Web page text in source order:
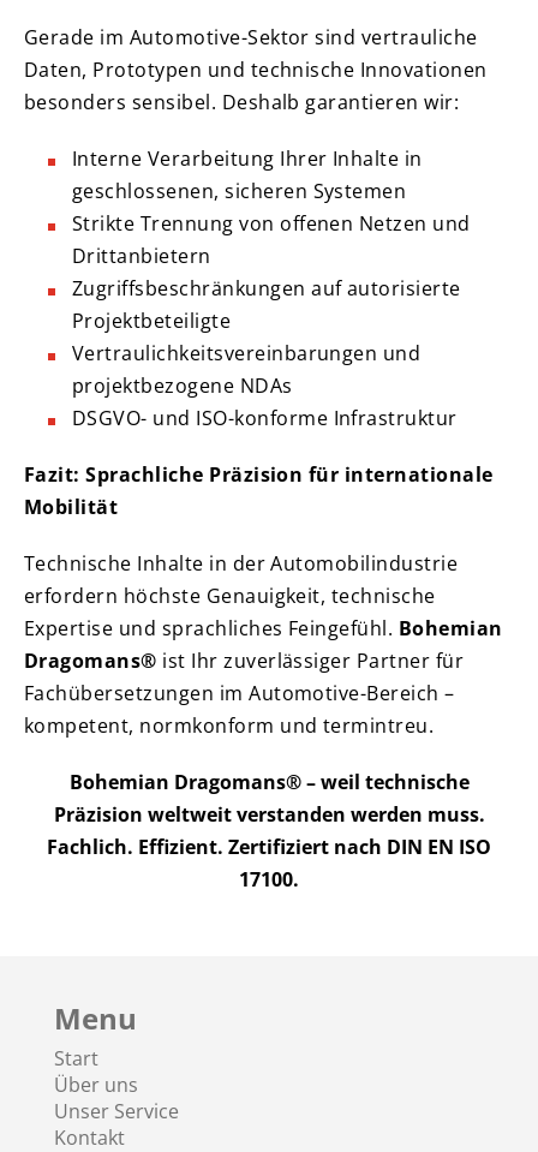
Gerade im Automotive-Sektor sind vertrauliche
Daten, Prototypen und technische Innovationen
besonders sensibel. Deshalb garantieren wir:
Interne Verarbeitung Ihrer Inhalte in
geschlossenen, sicheren Systemen
Strikte Trennung von offenen Netzen und
Drittanbietern
Zugriffsbeschränkungen auf autorisierte
Projektbeteiligte
Vertraulichkeitsvereinbarungen und
projektbezogene NDAs
DSGVO- und ISO-konforme Infrastruktur
Fazit: Sprachliche Präzision für internationale
Mobilität
Technische Inhalte in der Automobilindustrie
erfordern höchste Genauigkeit, technische
Expertise und sprachliches Feingefühl. Bohemian
Dragomans® ist Ihr zuverlässiger Partner für
Fachübersetzungen im Automotive-Bereich –
kompetent, normkonform und termintreu.
Bohemian Dragomans® – weil technische
Präzision weltweit verstanden werden muss.
Fachlich. Effizient. Zertifiziert nach DIN EN ISO
17100.
Menu
Start
Über uns
Unser Service
Kontakt